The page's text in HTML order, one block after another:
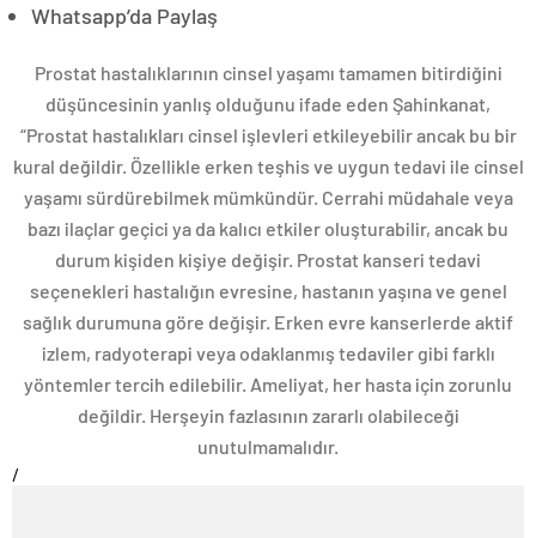
Whatsapp’da Paylaş
Prostat hastalıklarının cinsel yaşamı tamamen bitirdiğini
düşüncesinin yanlış olduğunu ifade eden Şahinkanat,
“Prostat hastalıkları cinsel işlevleri etkileyebilir ancak bu bir
kural değildir. Özellikle erken teşhis ve uygun tedavi ile cinsel
yaşamı sürdürebilmek mümkündür. Cerrahi müdahale veya
bazı ilaçlar geçici ya da kalıcı etkiler oluşturabilir, ancak bu
durum kişiden kişiye değişir. Prostat kanseri tedavi
seçenekleri hastalığın evresine, hastanın yaşına ve genel
sağlık durumuna göre değişir. Erken evre kanserlerde aktif
izlem, radyoterapi veya odaklanmış tedaviler gibi farklı
yöntemler tercih edilebilir. Ameliyat, her hasta için zorunlu
değildir. Herşeyin fazlasının zararlı olabileceği
unutulmamalıdır.
/